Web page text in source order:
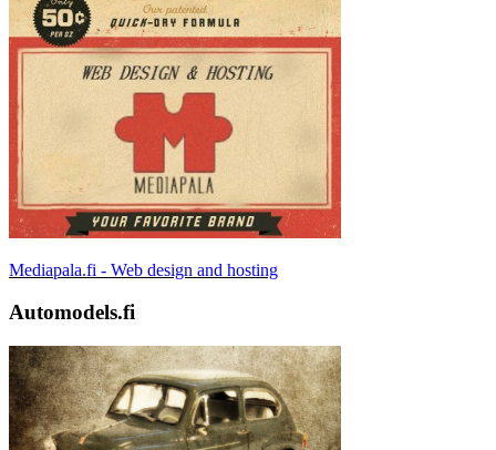
Mediapala.fi - Web design and hosting
Automodels.fi